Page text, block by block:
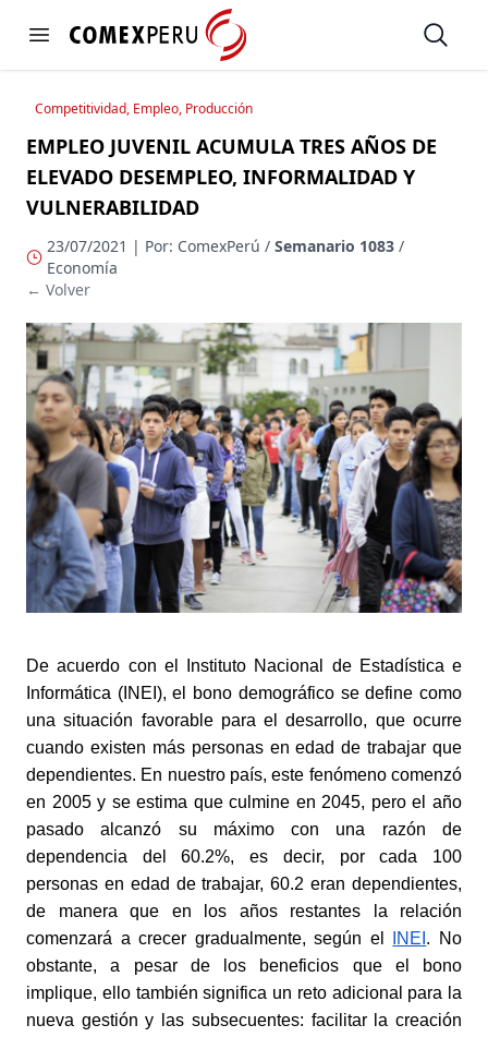
Open menu
https://www.comexperu.org.pe Open
Competitividad, Empleo, Producción
EMPLEO JUVENIL ACUMULA TRES AÑOS DE
ELEVADO DESEMPLEO, INFORMALIDAD Y
VULNERABILIDAD
23/07/2021 | Por: ComexPerú /Semanario 1083 /
Economía
← Volver
De acuerdo con el Instituto Nacional de Estadística e
Informática (INEI), el bono demográfico se define como
una situación favorable para el desarrollo, que ocurre
cuando existen más personas en edad de trabajar que
dependientes. En nuestro país, este fenómeno comenzó
en 2005 y se estima que culmine en 2045, pero el año
pasado alcanzó su máximo con una razón de
dependencia del 60.2%, es decir, por cada 100
personas en edad de trabajar, 60.2 eran dependientes,
de manera que en los años restantes la relación
comenzará a crecer gradualmente, según el
INEI . No
obstante, a pesar de los beneficios que el bono
implique, ello también significa un reto adicional para la
nueva gestión y las subsecuentes: facilitar la creación